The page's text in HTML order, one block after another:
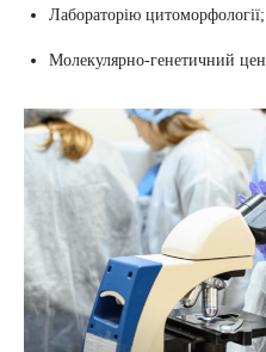
Лабораторію цитоморфології;
Молекулярно-генетичний